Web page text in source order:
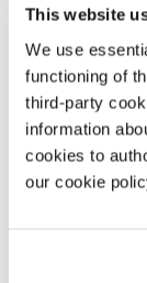
This website
We use
functioning of
third-party
information
cookies to
our cookie
giornalismo
di pensiero
che torna il
ora e sempre,
grossolano e
cliché, portare
Geelong,
c’è riuscito.